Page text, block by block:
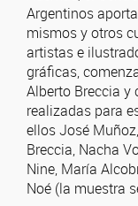
Argentinos
mismos y otros
artistas e
gráficas,
Alberto Breccia y
realizadas para
ellos José
Breccia, Nacha
Nine, María
Noé (la muestra